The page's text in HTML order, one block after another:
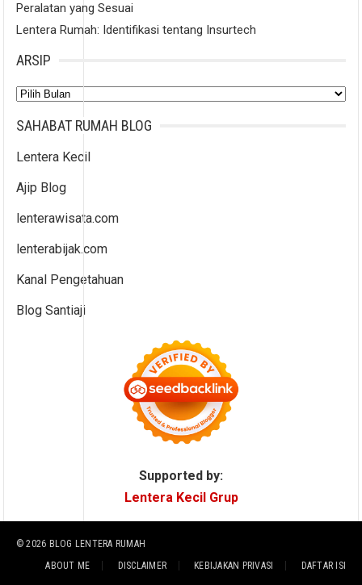
Peralatan yang Sesuai
Lentera Rumah: Identifikasi tentang Insurtech
ARSIP
Arsip
SAHABAT RUMAH BLOG
Lentera Kecil
Ajip Blog
lenterawisata.com
lenterabijak.com
Kanal Pengetahuan
Blog Santiaji
Supported by:
Lentera Kecil Grup
© 2026 BLOG LENTERA RUMAH
ABOUT ME
DISCLAIMER KEBIJAKAN PRIVASI DAFTAR ISI